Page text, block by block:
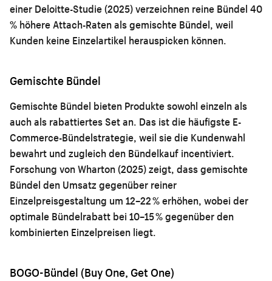
einer Deloitte-Studie (2025) verzeichnen reine Bündel 40
% höhere Attach-Raten als gemischte Bündel, weil
Kunden keine Einzelartikel herauspicken können.
Gemischte Bündel
Gemischte Bündel bieten Produkte sowohl einzeln als
auch als rabattiertes Set an. Das ist die häufigste E-
Commerce-Bündelstrategie, weil sie die Kundenwahl
bewahrt und zugleich den Bündelkauf incentiviert.
Forschung von Wharton (2025) zeigt, dass gemischte
Bündel den Umsatz gegenüber reiner
Einzelpreisgestaltung um 12–22 % erhöhen, wobei der
optimale Bündelrabatt bei 10–15 % gegenüber den
kombinierten Einzelpreisen liegt.
BOGO-Bündel (Buy One, Get One)